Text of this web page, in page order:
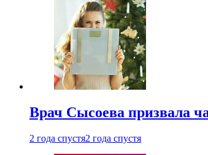
Врач Сысоева призвала
2 года спустя2 года спустя